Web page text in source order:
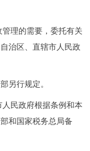
理的需要，委托有关
治区、直辖市人民政
另行规定。
民政府根据条例和本
和国家税务总局备